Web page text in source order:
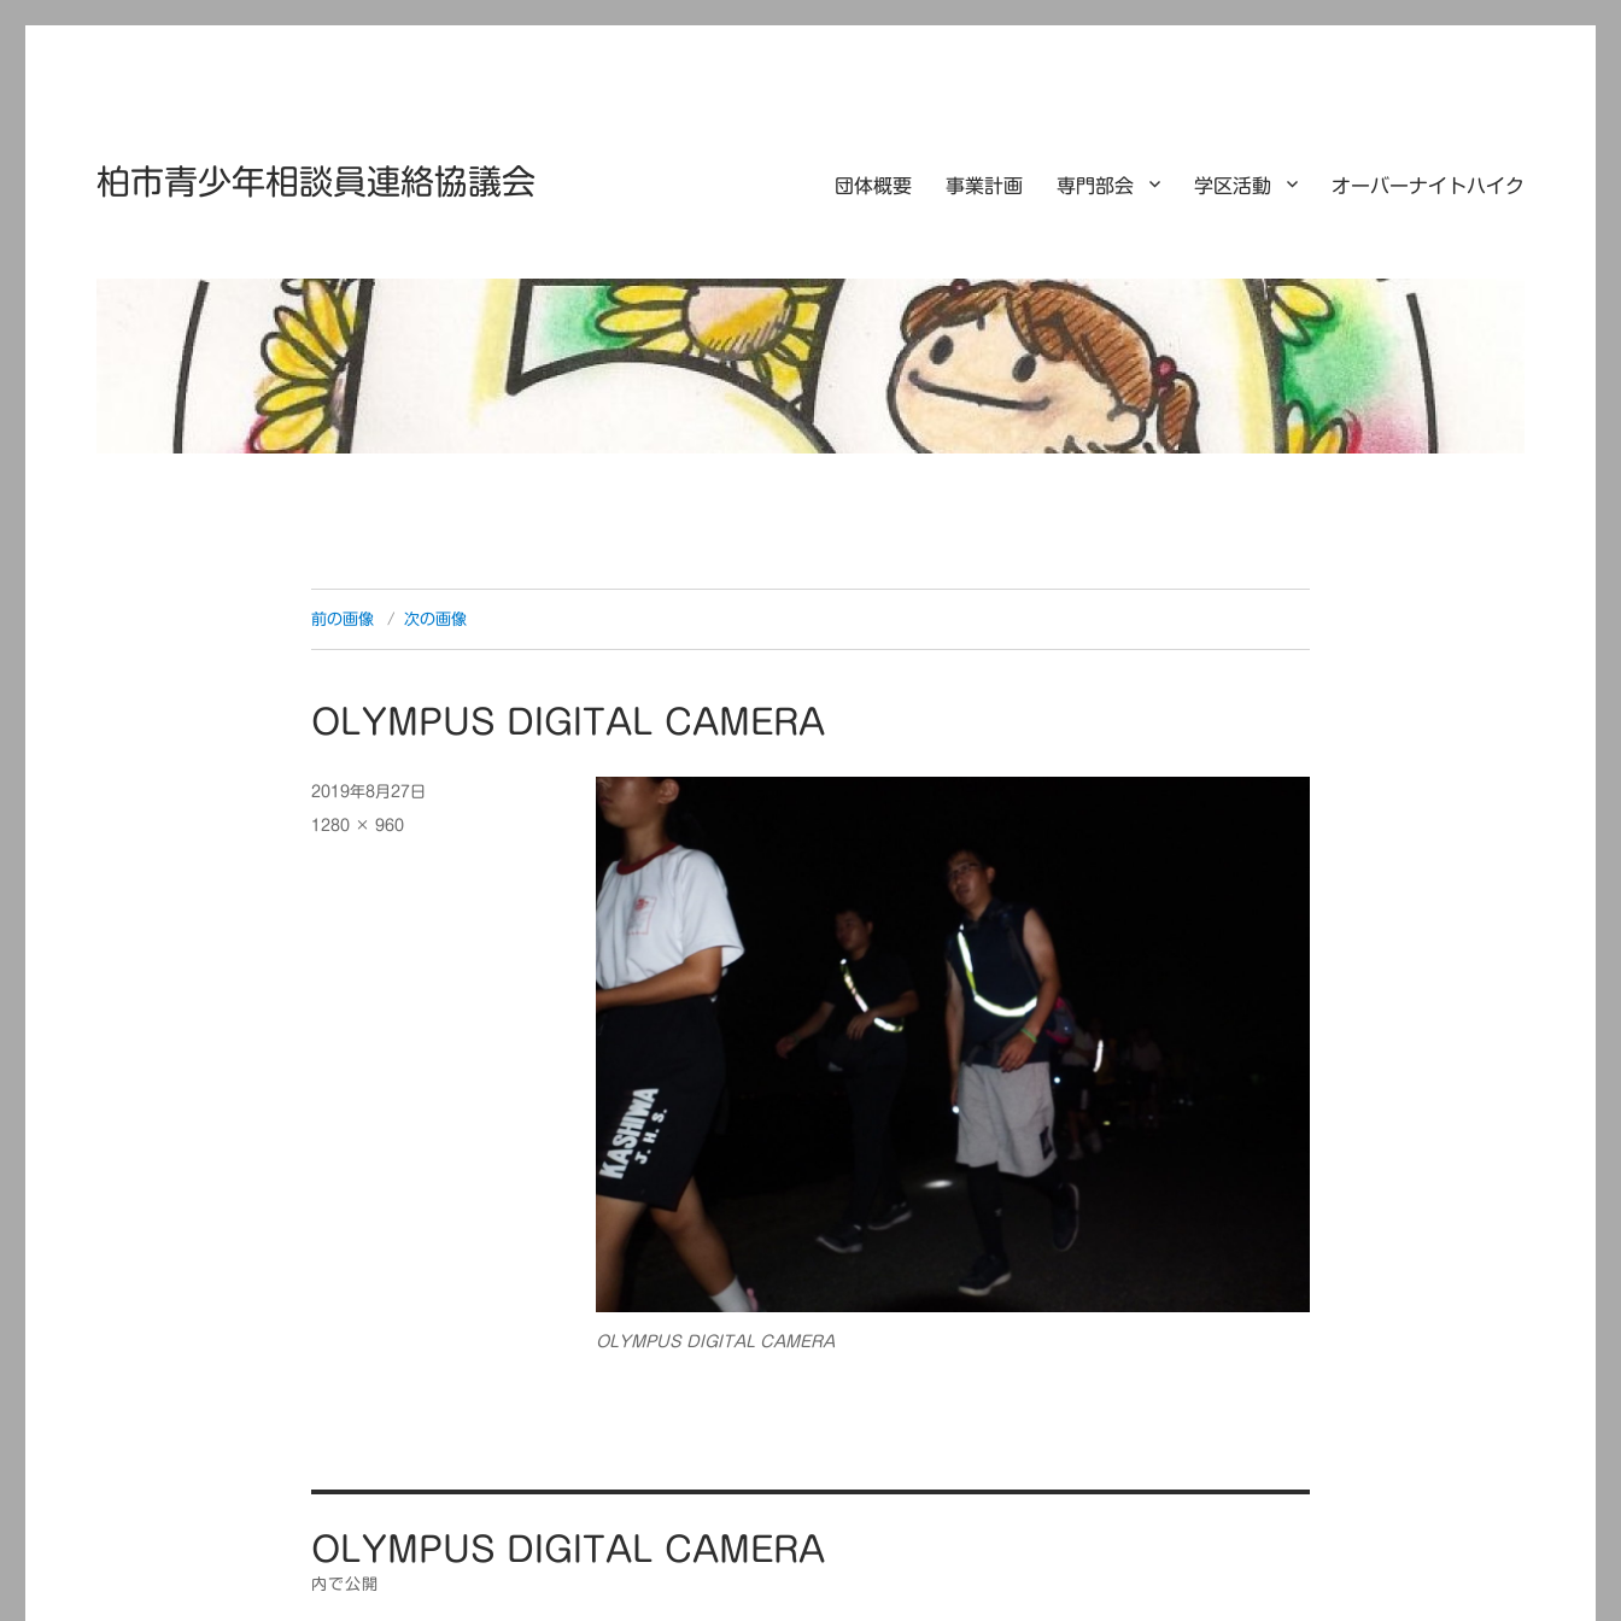
柏市青少年相談員連絡協議会 団体概要 事業計画 専門部会 学区活動 オーバーナイトハイク
前の画像 次の画像
OLYMPUS DIGITAL CAMERA
OLYMPUS DIGITAL CAMERA
投
稿
2019年8月27日
フ
1280 × 960
稿
ナ
OLYMPUS DIGITAL CAMERA
内で公開